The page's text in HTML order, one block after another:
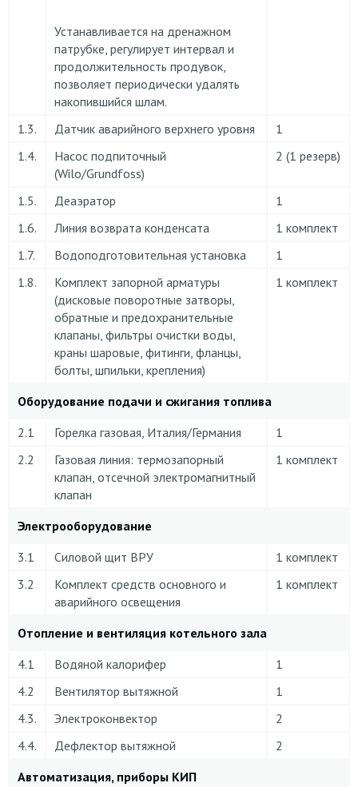
Устанавливается на дренажном
патрубке, регулирует интервал и
продолжительность продувок,
позволяет периодически удалять
накопившийся шлам.
1.3. Датчик аварийного верхнего уровня
1
1.4.
Насос подпиточный
(Wilo/Grundfoss)
2 (1 резерв)
1.5. Деаэратор
1
1.6.
Линия возврата конденсата
1 комплект
1.7.
Водоподготовительная установка
1
1.8.
Комплект запорной арматуры
(дисковые поворотные затворы,
обратные и предохранительные
клапаны, фильтры очистки воды,
краны шаровые, фитинги, фланцы,
болты, шпильки, крепления)
1 комплект
Оборудование подачи и сжигания топлива
2.1
Горелка газовая, Италия/Германия
1
2.2
Газовая линия: термозапорный
клапан, отсечной электромагнитный
клапан
1 комплект
Электрооборудование
3.1
Силовой щит ВРУ
1 комплект
3.2
Комплект средств основного и
аварийного освещения
1 комплект
Отопление и вентиляция котельного зала
4.1
Водяной калорифер
1
4.2
Вентилятор вытяжной
1
4.3.
Электроконвектор
2
4.4.
Дефлектор вытяжной
2
Автоматизация, приборы КИП